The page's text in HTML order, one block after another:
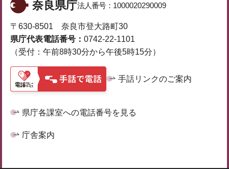
奈良県庁法人番号： 1000020290009
〒630-8501 奈良市登大路町30
県庁代表電話番号： 0742-22-1101
（受付：午前8時30分から午後5時15分）
手話リンクのご案内
県庁各課室への電話番号を見る
庁舎案内